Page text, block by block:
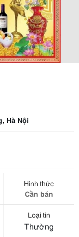
Hà Nội
Hình thức
Cần bán
Loại tin
Thường